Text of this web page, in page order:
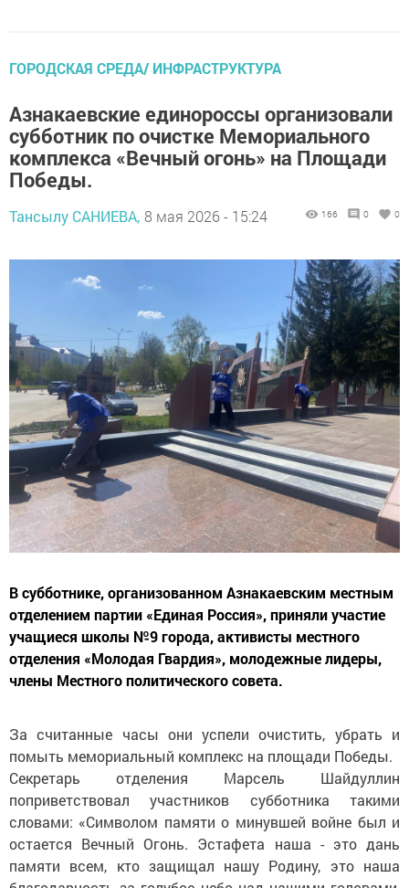
ГОРОДСКАЯ СРЕДА/ ИНФРАСТРУКТУРА
Азнакаевские единороссы организовали
субботник по очистке Мемориального
комплекса «Вечный огонь» на Площади
Победы.
Тансылу САНИЕВА, 8 мая 2026 - 15:24 166 0 0
В субботнике, организованном Азнакаевским местным
отделением партии «Единая Россия», приняли участие
учащиеся школы №9 города, активисты местного
отделения «Молодая Гвардия», молодежные лидеры,
члены Местного политического совета.
За считанные часы они успели очистить, убрать и
помыть мемориальный комплекс на площади Победы.
Секретарь отделения Марсель Шайдуллин
поприветствовал участников субботника такими
словами: «Символом памяти о минувшей войне был и
остается Вечный Огонь. Эстафета наша - это дань
памяти всем, кто защищал нашу Родину, это наша